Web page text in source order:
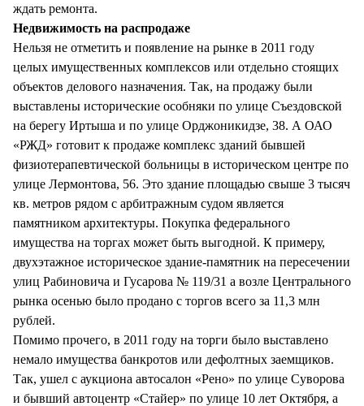
ждать ремонта.
Недвижимость на распродаже
Нельзя не отметить и появление на рынке в 2011 году
целых имущественных комплексов или отдельно стоящих
объектов делового назначения. Так, на продажу были
выставлены исторические особняки по улице Съездовской
на берегу Иртыша и по улице Орджоникидзе, 38. А ОАО
«РЖД» готовит к продаже комплекс зданий бывшей
физиотерапевтической больницы в историческом центре по
улице Лермонтова, 56. Это здание площадью свыше 3 тысяч
кв. метров рядом с арбитражным судом является
памятником архитектуры. Покупка федерального
имущества на торгах может быть выгодной. К примеру,
двухэтажное историческое здание-памятник на пересечении
улиц Рабиновича и Гусарова № 119/31 а возле Центрального
рынка осенью было продано с торгов всего за 11,3 млн
рублей.
Помимо прочего, в 2011 году на торги было выставлено
немало имущества банкротов или дефолтных заемщиков.
Так, ушел с аукциона автосалон «Рено» по улице Суворова
и бывший автоцентр «Стайер» по улице 10 лет Октября, а